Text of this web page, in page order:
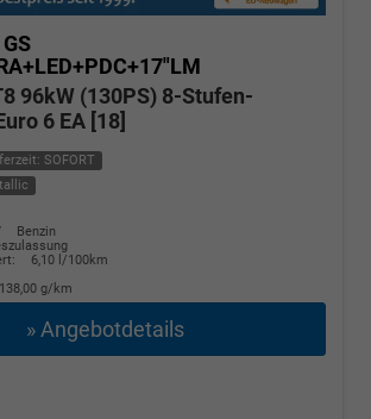
GS
96kW (130PS) 8-Stufen-
6 EA [18]
SOFORT
Benzin
6,10 l/100km
138,00 g/km
» Angebotdetails